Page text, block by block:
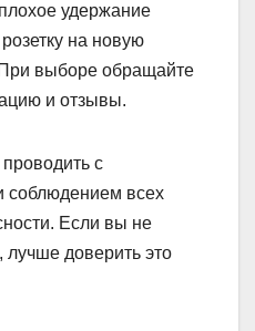
удержание
на новую
выборе обращайте
и отзывы.
с
соблюдением всех
Если вы не
лучше доверить это